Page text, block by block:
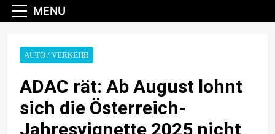
MENU
AUTO / VERKEHR
ADAC rät: Ab August lohnt
sich die Österreich-
Jahresvignette 2025 nicht